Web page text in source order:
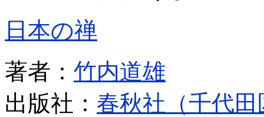
日本の禅
著者： 竹内道雄
出版社： 春秋社（千代田